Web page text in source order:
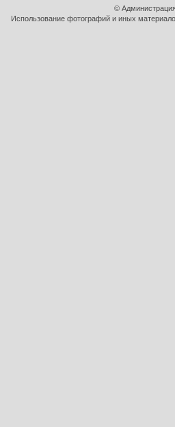
©
Использование фотографий и иных